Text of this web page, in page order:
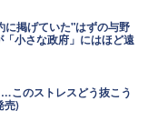
に掲げていた"はずの与野
小さな政府」にはほど遠
このストレスどう抜こう
売)